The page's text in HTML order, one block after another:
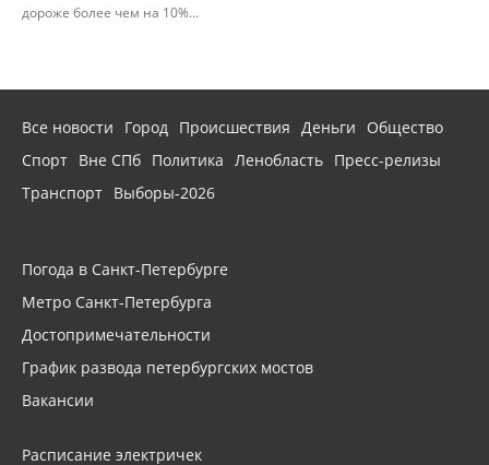
дороже более чем на 10%...
Все новости Город Происшествия Деньги
Общество
Спорт Вне СПб Политика Ленобласть Пресс-релизы
Транспорт Выборы-2026
Погода в Санкт-Петербурге
Метро Санкт-Петербурга
Достопримечательности
График развода петербургских мостов
Вакансии
Расписание электричек